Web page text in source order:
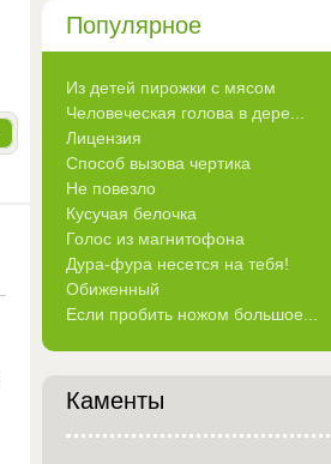
Популярное
Из детей пирожки с мясом
Человеческая голова в дере...
Лицензия
Способ вызова чертика
Не повезло
Кусучая белочка
Голос из магнитофона
Дура-фура несется на тебя!
Обиженный
Если пробить ножом большое...
Каменты